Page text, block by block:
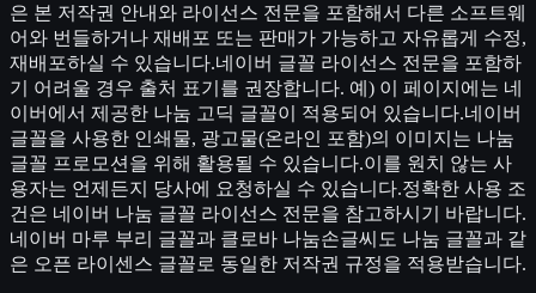
은 본 저작권 안내와 라이선스 전문을 포함해서 다른 소프트웨
어와 번들하거나 재배포 또는 판매가 가능하고 자유롭게 수정,
재배포하실 수 있습니다.네이버 글꼴 라이선스 전문을 포함하
기 어려울 경우 출처 표기를 권장합니다. 예) 이 페이지에는 네
이버에서 제공한 나눔 고딕 글꼴이 적용되어 있습니다.네이버
글꼴을 사용한 인쇄물, 광고물(온라인 포함)의 이미지는 나눔
글꼴 프로모션을 위해 활용될 수 있습니다.이를 원치 않는 사
용자는 언제든지 당사에 요청하실 수 있습니다.정확한 사용 조
건은 네이버 나눔 글꼴 라이선스 전문을 참고하시기 바랍니다.
네이버 마루 부리 글꼴과 클로바 나눔손글씨도 나눔 글꼴과 같
은 오픈 라이센스 글꼴로 동일한 저작권 규정을 적용받습니다.